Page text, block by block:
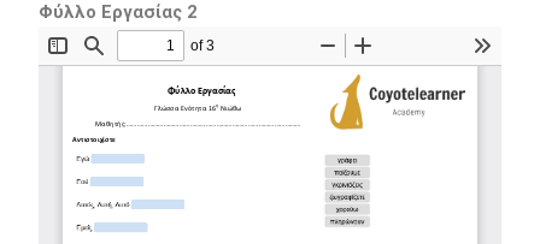
Φύλλο Εργασίας 2